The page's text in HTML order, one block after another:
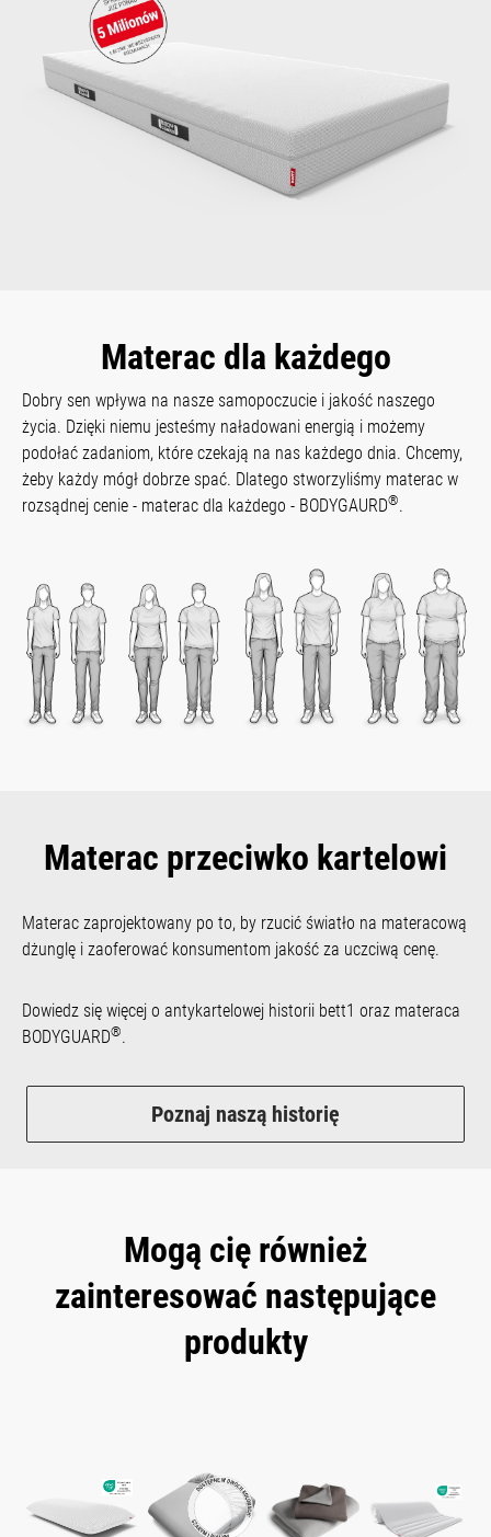
Materac dla każdego
Dobry sen wpływa na nasze samopoczucie i jakość naszego
życia. Dzięki niemu jesteśmy naładowani energią i możemy
podołać zadaniom, które czekają na nas każdego dnia. Chcemy,
żeby każdy mógł dobrze spać. Dlatego stworzyliśmy materac w
rozsądnej cenie - materac dla każdego - BODYGAURD®.
Materac przeciwko kartelowi
Materac zaprojektowany po to, by rzucić światło na materacową
dżunglę i zaoferować konsumentom jakość za uczciwą cenę.
Dowiedz się więcej o antykartelowej historii bett1 oraz materaca
BODYGUARD®.
Poznaj naszą historię
Mogą cię również
zainteresować następujące
produkty